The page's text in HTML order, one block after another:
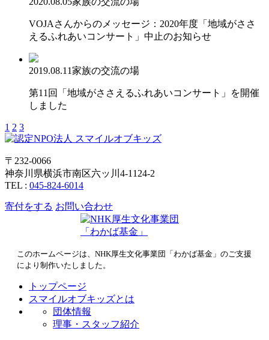
VOJAさんからのメッセージ：2020年度「地域がささ
えるふれあいコンサート」中止のお知らせ
2019.08.11家族の交流の場
第11回「地域がささえるふれあいコンサート」を開催
しました
1 2 3
〒232-0066
神奈川県横浜市南区六ッ川4-1124-2
TEL : 045-824-6014
寄付をする お問い合わせ
このホームページは、NHK厚生文化事業団「わかば基金」のご支援
により制作いたしました。
トップページ
スマイルオブキッズとは
団体情報
理事・スタッフ紹介